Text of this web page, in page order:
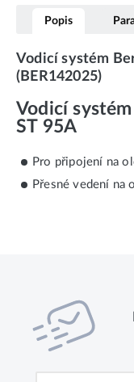
Popis
Vodicí systém
(BER142025)
Vodicí
ST 95A
Pro připojení na
Přesné vedení na